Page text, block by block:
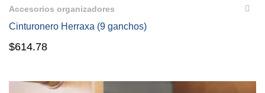
Accesorios organizadores
Cinturonero Herraxa (9 ganchos)
$614.78